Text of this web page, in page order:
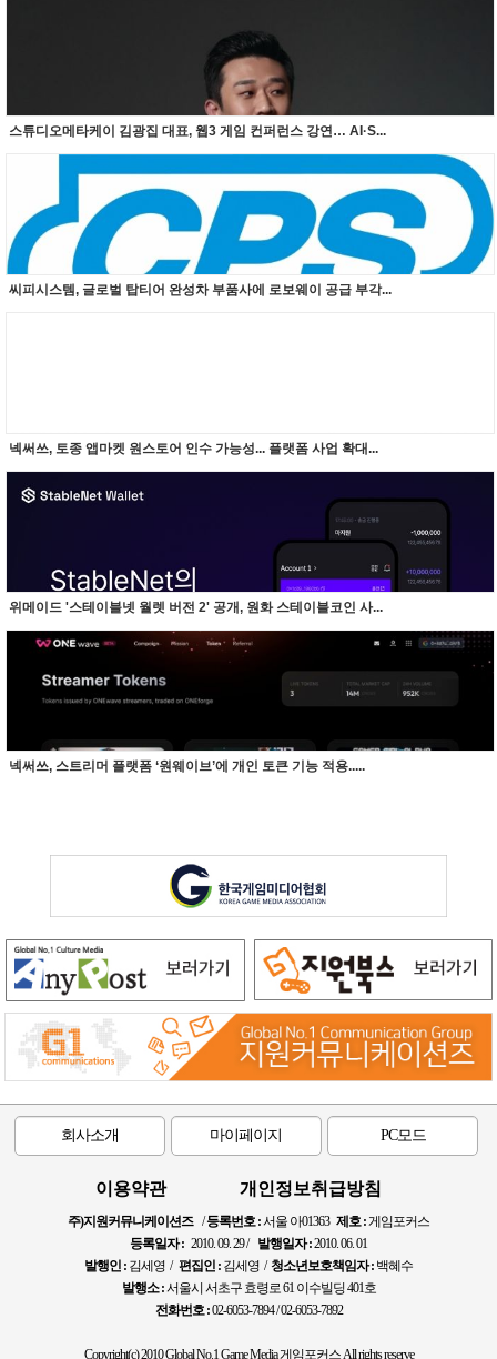
스튜디오메타케이 김광집 대표, 웹3 게임 컨퍼런스 강연… AI·S...
씨피시스템, 글로벌 탑티어 완성차 부품사에 로보웨이 공급 부각...
넥써쓰, 토종 앱마켓 원스토어 인수 가능성... 플랫폼 사업 확대...
위메이드 '스테이블넷 월렛 버전 2' 공개, 원화 스테이블코인 사...
넥써쓰, 스트리머 플랫폼 ‘원웨이브’에 개인 토큰 기능 적용.....
회사소개 마이페이지 PC모드
이용약관 개인정보취급방침
주)지원커뮤니케이션즈/등록번호 :서울 아01363 제호 :게임포커스
등록일자 : 2010. 09. 29 / 발행일자 :2010. 06. 01
발행인 : 김세영 / 편집인 : 김세영 /청소년보호책임자 : 백혜수
발행소 :서울시 서초구 효령로 61 이수빌딩 401호
전화번호 :02-6053-7894 / 02-6053-7892
Copyright(c) 2010 Global No.1 Game Media 게임포커스 All rights reserve